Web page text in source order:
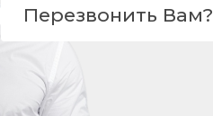
Перезвонить Вам?